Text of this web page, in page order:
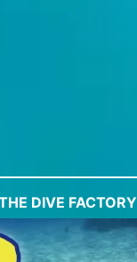
DIVE FACTORY